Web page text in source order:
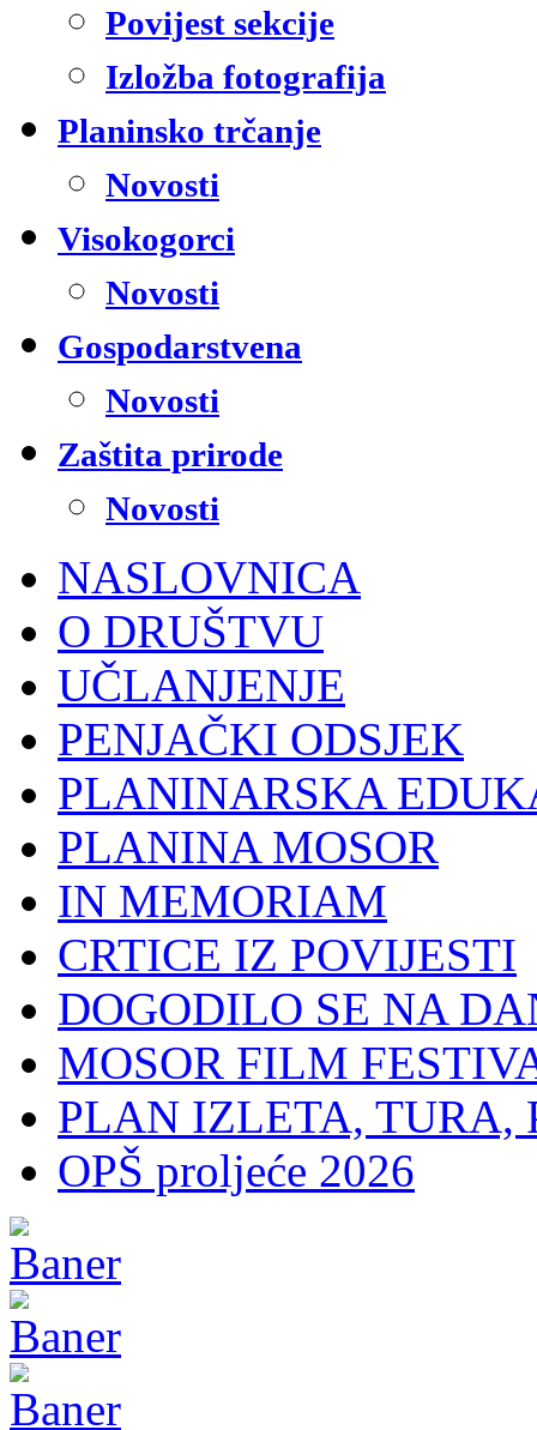
Povijest sekcije
Izložba fotografija
Planinsko trčanje
Novosti
Visokogorci
Novosti
Gospodarstvena
Novosti
Zaštita prirode
Novosti
NASLOVNICA
O DRUŠTVU
UČLANJENJE
PENJAČKI ODSJEK
PLANINARSKA
PLANINA MOSOR
IN MEMORIAM
CRTICE IZ POVIJESTI
DOGODILO SE NA
MOSOR FILM
PLAN IZLETA, TURA,
OPŠ proljeće 2026